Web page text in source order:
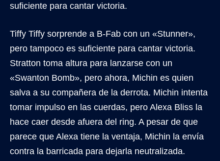
suficiente para cantar victoria.
Tiffy Tiffy sorprende a B-Fab con un «Stunner»,
pero tampoco es suficiente para cantar victoria.
Stratton toma altura para lanzarse con un
«Swanton Bomb», pero ahora, Michin es quien
salva a su compañera de la derrota. Michin intenta
tomar impulso en las cuerdas, pero Alexa Bliss la
hace caer desde afuera del ring. A pesar de que
parece que Alexa tiene la ventaja, Michin la envía
contra la barricada para dejarla neutralizada.